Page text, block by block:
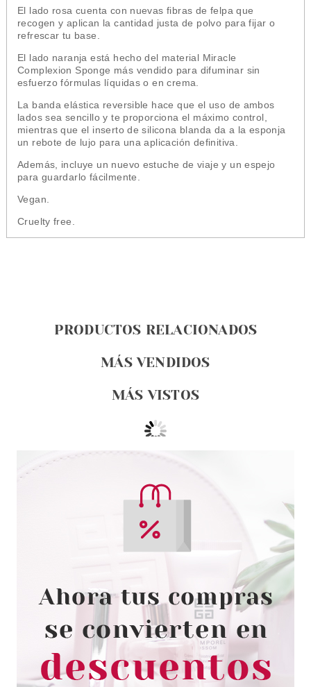
El lado rosa cuenta con nuevas fibras de felpa que
recogen y aplican la cantidad justa de polvo para fijar o
refrescar tu base.
El lado naranja está hecho del material Miracle
Complexion Sponge más vendido para difuminar sin
esfuerzo fórmulas líquidas o en crema.
La banda elástica reversible hace que el uso de ambos
lados sea sencillo y te proporciona el máximo control,
mientras que el inserto de silicona blanda da a la esponja
un rebote de lujo para una aplicación definitiva.
Además, incluye un nuevo estuche de viaje y un espejo
para guardarlo fácilmente.
Vegan.
Cruelty free.
PRODUCTOS RELACIONADOS
MÁS VENDIDOS
MÁS VISTOS
REAL TECHNIQUES
REAL TECHNIQUES MIRACLE
COMPLEXION-ESPONJA DE
MAQUILLAJE
Pvr 9.99€
-34%
desde
6.55€